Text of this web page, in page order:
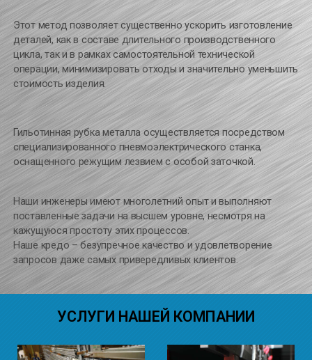
Этот метод позволяет существенно ускорить изготовление
деталей, как в составе длительного производственного
цикла, так и в рамках самостоятельной технической
операции, минимизировать отходы и значительно уменьшить
стоимость изделия.
Гильотинная рубка металла осуществляется посредством
специализированного пневмоэлектрического станка,
оснащенного режущим лезвием с особой заточкой.
Наши инженеры имеют многолетний опыт и выполняют
поставленные задачи на высшем уровне, несмотря на
кажущуюся простоту этих процессов.
Наше кредо – безупречное качество и удовлетворение
запросов даже самых привередливых клиентов.
УСЛУГИ НАШЕЙ КОМПАНИИ